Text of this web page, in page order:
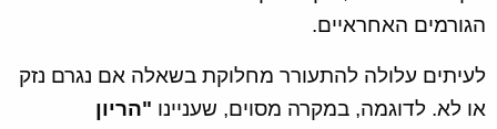
הגורמים האחראיים.
לעיתים עלולה להתעורר מחלוקת בשאלה אם נגרם נזק
או לא. לדוגמה, במקרה מסוים, שעניינו "הריון